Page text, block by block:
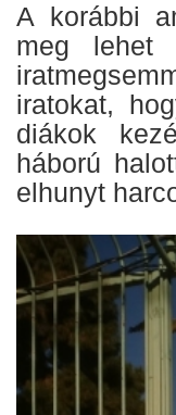
A korábbi
meg lehet
iratokat,
diákok
háború
elhunyt